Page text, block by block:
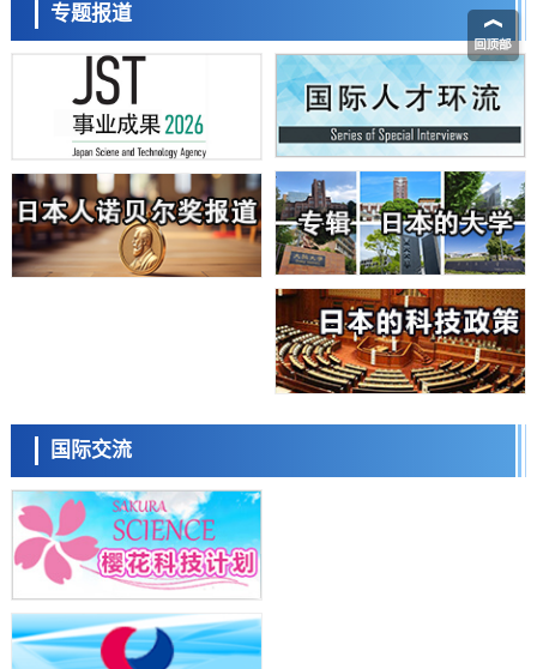
【AI法上篇】如何对“将人生交给AI”保持危机感——中央大学平野晋教
授专访
科学研究
庆应义塾大学阐明脑内“游击手”小胶质细胞包裹保护受损神经细胞的机
制，有望用于开发阿尔茨海默病等疾病疗法
科学研究
日本东北大学与横滨橡胶全球首次从纳米尺度揭示橡胶—黄铜粘接界面
劣化抑制机制，为提升轮胎安全性与耐久性的材料设计开辟道路
科学研究
近畿大学等发现植物染料“日本茜”的红色成分可抑制老化与炎症，有望
成为新型功能性材料
科学研究
群马大学开发针对难治性癫痫的新型基因疗法，利用超小型GAD67启动
九州大学揭示夜间眼压升高机制：两种激素波动叠加所致
证电容器可在汽车发动机等高温环境下工作
经济・社会
日本生成式AI使用者占比一年内翻倍，但与中美德仍有较大差距
政策
日本修订首都直下型地震紧急对策：目标为死亡人数至少减半，重点强
化火灾防控
科学研究
福井大学发现细胞记忆过往并抑制反应的机制，阐明即便DNA相同反应
迥异之谜
科学研究
神户大学确认口服癌症疫苗B440单药给药的安全性，在转移性尿路上皮
专题报道
国际交流
流员
小岩井忠道